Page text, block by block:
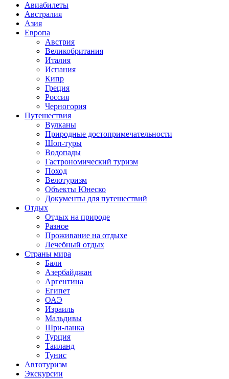
Авиабилеты
Австралия
Азия
Европа
Австрия
Великобритания
Италия
Испания
Кипр
Греция
Россия
Черногория
Путешествия
Вулканы
Природные достопримечательности
Шоп-туры
Водопады
Гастрономический туризм
Поход
Велотуризм
Объекты Юнеско
Документы для путешествий
Отдых
Отдых на природе
Разное
Проживание на отдыхе
Лечебный отдых
Страны мира
Бали
Азербайджан
Аргентина
Египет
ОАЭ
Израиль
Мальдивы
Шри-ланка
Турция
Таиланд
Тунис
Автотуризм
Экскурсии